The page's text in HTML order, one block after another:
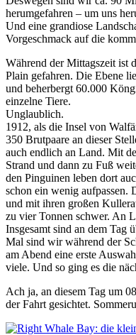
herumgefahren – um uns
Und eine grandiose
Vorgeschmack auf die
Während der Mittagszeit ist
Plain gefahren. Die Ebene
und beherbergt 60.000
einzelne Tiere.
Unglaublich.
1912, als die Insel von
350 Brutpaare an dieser
auch endlich an Land. Mit
Strand und dann zu Fuß
den Pinguinen leben dort
schon ein wenig aufpassen.
und mit ihren großen
zu vier Tonnen schwer. An
Insgesamt sind an dem Tag
Mal sind wir während der
am Abend eine erste
viele. Und so ging es die
Ach ja, an diesem Tag um
der Fahrt gesichtet.